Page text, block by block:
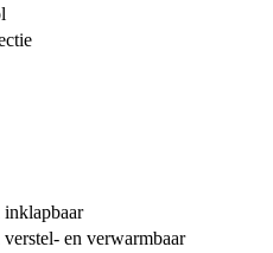
inklapbaar
en verwarmbaar